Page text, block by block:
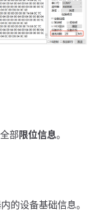
部限位信息。
的设备基础信息。